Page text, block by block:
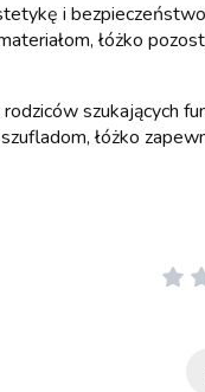
i
łóżko
szukających
łóżko